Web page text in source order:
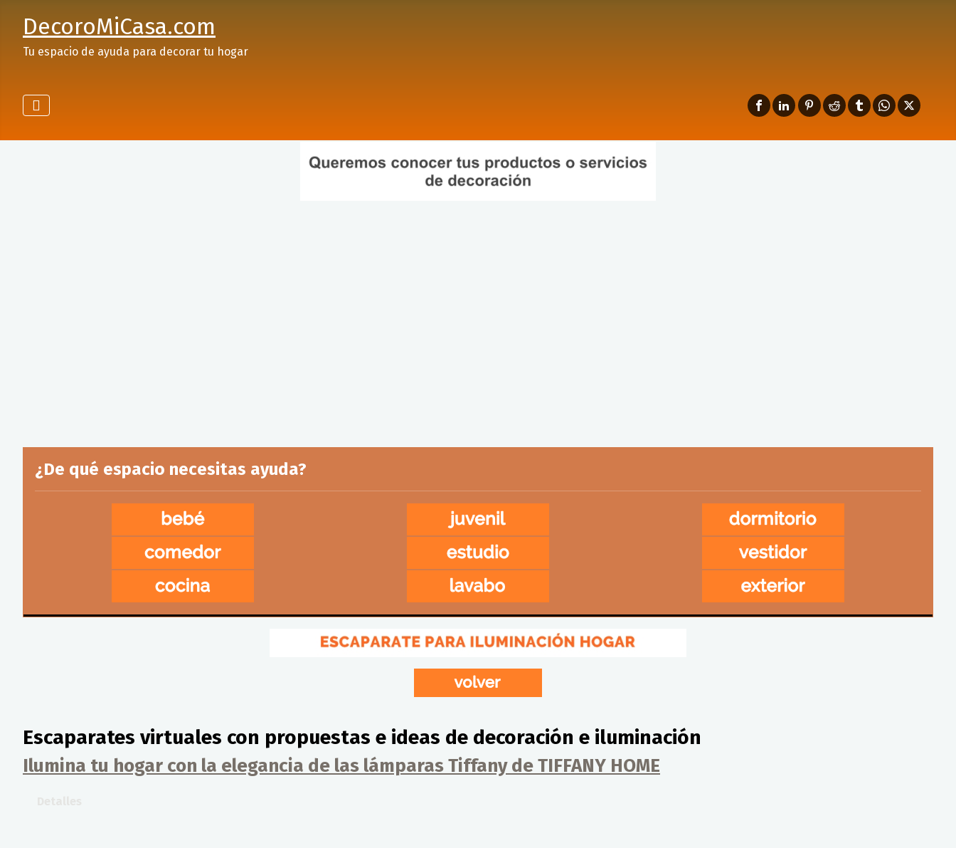
DecoroMiCasa.com
Tu espacio de ayuda para decorar tu hogar
¿De qué espacio necesitas ayuda?
Escaparates virtuales con propuestas e ideas de decoración e iluminación
Ilumina tu hogar con la elegancia de las lámparas Tiffany de TIFFANY HOME